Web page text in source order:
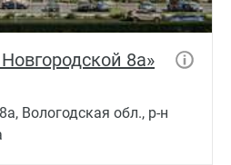
8а»
Вологодская обл., р-н